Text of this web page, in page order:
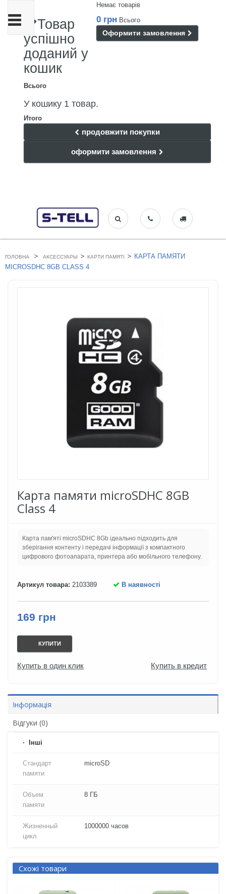
Немає товарів
0 грн Всього
Оформити замовлення
Товар
успішно
доданий у
кошик
Всього
У кошику 1 товар.
Итого
продовжити покупки
оформити замовлення
Toggle
navigation
ГОЛОВНА > АКСЕССУАРЫ > КАРТИ ПАМЯТІ > КАРТА ПАМЯТИ
MICROSDHC 8GB CLASS 4
Карта памяти microSDHC 8GB
Class 4
Карта пам'яті microSDHC 8Gb ідеально підходить для
зберігання контенту і передачі інформації з компактного
цифрового фотоапарата, принтера або мобільного телефону.
Артикул товара: 2103389 В наявності
169 грн
КУПИТИ
Купить в один клик Купить в кредит
Інформація
Відгуки (0)
Iнші
Стандарт
памяти
microSD
Объем
памяти
8 ГБ
Жизненный
цикл
1000000 часов
Схожі товари